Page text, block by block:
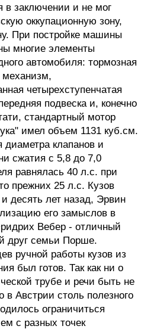
в заключении и не мог
оккупационную зону,
При постройке машины
многие элементы
автомобиля: тормозная
механизм,
четырехступенчатая
подвеска и, конечно
стандартный мотор
имел объем 1131 куб.см.
диаметра клапанов и
сжатия с 5,8 до 7,0
равнялась 40 л.с. при
прежних 25 л.с. Кузов
и десять лет назад, Эрвин
его замыслов в
Вебер - отличный
друг семьи Порше.
ручной работы кузов из
был готов. Так как ни о
трубе и речи быть не
в Австрии столь полезного
ограничиться
с разных точек